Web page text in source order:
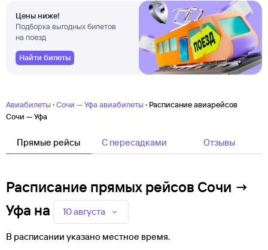
Цены ниже!
Подборка выгодных билетов
на поезд
Найти билеты
Авиабилеты ·Сочи — Уфа авиабилеты · Расписание авиарейсов
Сочи — Уфа
Прямые рейсы C пересадками Отзывы
Расписание прямых рейсов Сочи →
Уфа на 10 августа
В расписании указано местное время.